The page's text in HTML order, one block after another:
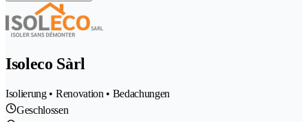
Isoleco Sàrl
Isolierung • Renovation • Bedachungen
Geschlossen